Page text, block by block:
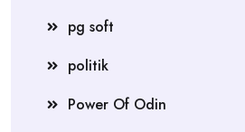
pg soft
politik
Power Of Odin